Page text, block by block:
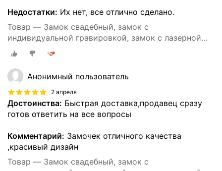
Недостатки: Их нет, все отлично сделано.
Товар — Замок свадебный, замок с
индивидуальной гравировкой, замок с лазерной
гравировкой
Анонимный пользователь
2 апреля
Достоинства: Быстрая доставка,продавец сразу
готов ответить на все вопросы
Комментарий: Замочек отличного качества
,красивый дизайн
Товар — Замок свадебный, замок с